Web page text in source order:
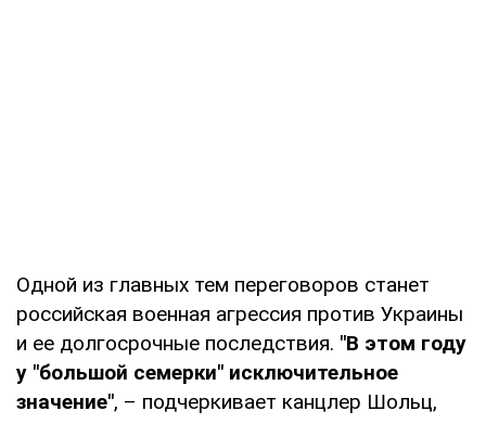
Одной из главных тем переговоров станет
российская военная агрессия против Украины
и ее долгосрочные последствия. "В этом году
у "большой семерки" исключительное
значение", – подчеркивает канцлер Шольц,